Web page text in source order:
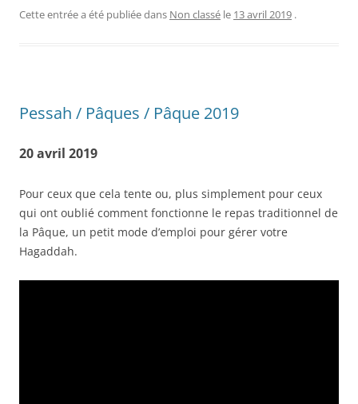
Cette entrée a été publiée dans Non classé le 13 avril 2019 .
Pessah / Pâques / Pâque 2019
20 avril 2019
Pour ceux que cela tente ou, plus simplement pour ceux
qui ont oublié comment fonctionne le repas traditionnel de
la Pâque, un petit mode d’emploi pour gérer votre
Hagaddah.